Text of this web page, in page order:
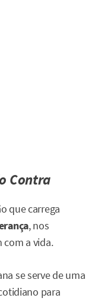
Contra
que carrega
, nos
com a vida.
se serve de uma
para